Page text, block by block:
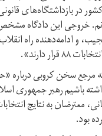
در بازداشتگاه‌های
خروجی این دادگاه
و ادامه‌دهنده راه
دارند».
مرجع سخن کروبی
باشیم رهبر جمهوری
بود.